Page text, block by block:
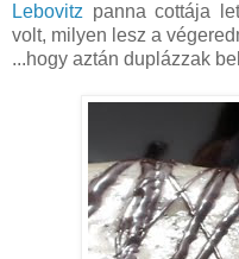
Lebovitz panna cottája
volt, milyen lesz a
...hogy aztán duplázzak